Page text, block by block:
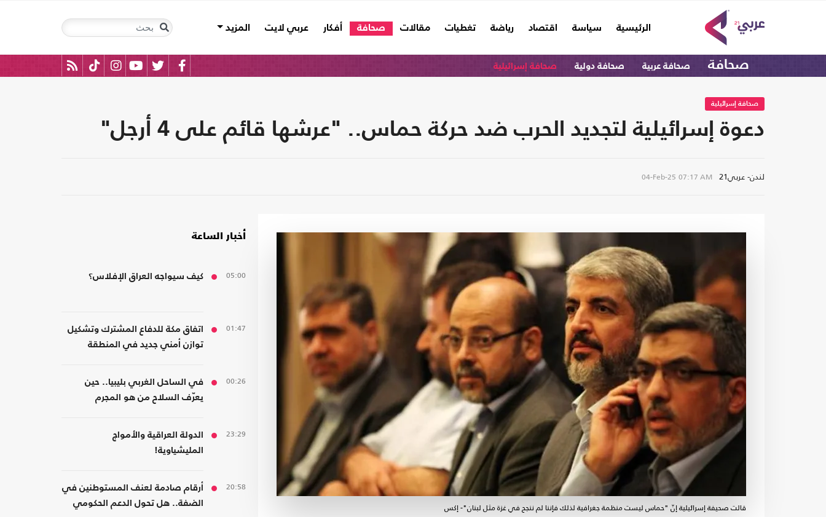
الرئيسية
(current) سياسة اقتصاد رياضة تغطيات مقالات صحافة أفكار عربي لايت المزيد
صحافة صحافة عربية صحافة دولية صحافة إسرائيلية
صحافة إسرائيلية
دعوة إسرائيلية لتجديد الحرب ضد حركة حماس.. "عرشها قائم على 4 أرجل"
لندن- عربي21 04-Feb-25 07:17 AM
قالت صحيفة إسرائيلية إنّ "حماس ليست منظمة جغرافية لذلك فإننا لم ننجح في غزة مثل لبنان"- إكس
أخبار الساعة
05:00 كيف سيواجه العراق الإفلاس؟
01:47
اتفاق مكة للدفاع المشترك وتشكيل
توازن أمني جديد في المنطقة
00:26
في الساحل الغربي بليبيا.. حين
يعرّف السلاح من هو المجرم
23:29
الدولة العراقية والأمواج
المليشياوية!
20:58
أرقام صادمة لعنف المستوطنين في
الضفة.. هل تحول الدعم الحكومي